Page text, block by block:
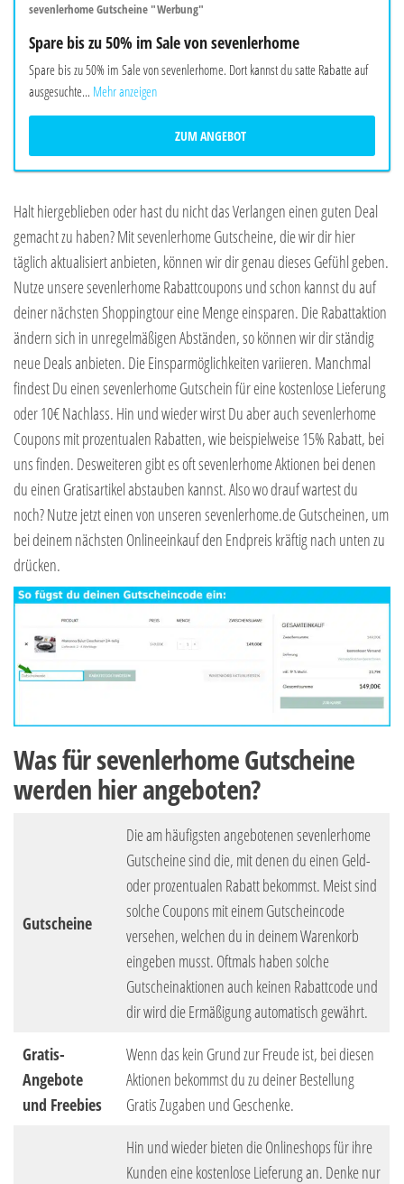
sevenlerhome Gutscheine "Werbung"
Spare bis zu 50% im Sale von sevenlerhome
Spare bis zu 50% im Sale von sevenlerhome. Dort kannst du satte Rabatte auf
ausgesuchte... Mehr anzeigen
ZUM ANGEBOT
Halt hiergeblieben oder hast du nicht das Verlangen einen guten Deal
gemacht zu haben? Mit sevenlerhome Gutscheine, die wir dir hier
täglich aktualisiert anbieten, können wir dir genau dieses Gefühl geben.
Nutze unsere sevenlerhome Rabattcoupons und schon kannst du auf
deiner nächsten Shoppingtour eine Menge einsparen. Die Rabattaktion
ändern sich in unregelmäßigen Abständen, so können wir dir ständig
neue Deals anbieten. Die Einsparmöglichkeiten variieren. Manchmal
findest Du einen sevenlerhome Gutschein für eine kostenlose Lieferung
oder 10€ Nachlass. Hin und wieder wirst Du aber auch sevenlerhome
Coupons mit prozentualen Rabatten, wie beispielweise 15% Rabatt, bei
uns finden. Desweiteren gibt es oft sevenlerhome Aktionen bei denen
du einen Gratisartikel abstauben kannst. Also wo drauf wartest du
noch? Nutze jetzt einen von unseren sevenlerhome.de Gutscheinen, um
bei deinem nächsten Onlineeinkauf den Endpreis kräftig nach unten zu
drücken.
Was für sevenlerhome Gutscheine
werden hier angeboten?
Gutscheine
Die am häufigsten angebotenen sevenlerhome
Gutscheine sind die, mit denen du einen Geld-
oder prozentualen Rabatt bekommst. Meist sind
solche Coupons mit einem Gutscheincode
versehen, welchen du in deinem Warenkorb
eingeben musst. Oftmals haben solche
Gutscheinaktionen auch keinen Rabattcode und
dir wird die Ermäßigung automatisch gewährt.
Gratis-
Angebote
und Freebies
Wenn das kein Grund zur Freude ist, bei diesen
Aktionen bekommst du zu deiner Bestellung
Gratis Zugaben und Geschenke.
Hin und wieder bieten die Onlineshops für ihre
Kunden eine kostenlose Lieferung an. Denke nur